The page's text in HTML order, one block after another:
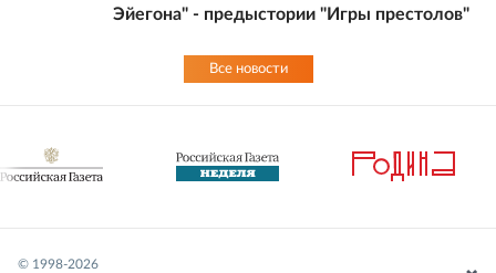
Эйегона" - предыстории "Игры престолов"
Все новости
© 1998-2026